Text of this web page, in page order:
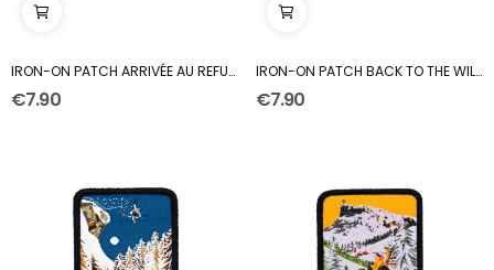
IRON-ON PATCH ARRIVÉE AU REFUGE
€7.90
IRON-ON PATCH BACK TO THE WILD
€7.90